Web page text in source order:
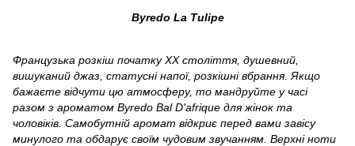
Byredo La Tulipe
Французька розкіш початку XX століття, душевний,
вишуканий джаз, статусні напої, розкішні вбрання. Якщо
бажаєте відчути цю атмосферу, то мандруйте у часі
разом з ароматом Byredo Bal D'afrique для жінок та
чоловіків. Самобутній аромат відкриє перед вами завісу
минулого та обдарує своїм чудовим звучанням. Верхні ноти